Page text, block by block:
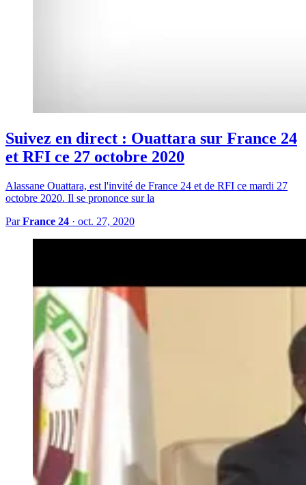
Suivez en direct : Ouattara sur France 24
et RFI ce 27 octobre 2020
Alassane Ouattara, est l'invité de France 24 et de RFI ce mardi 27
octobre 2020. Il se prononce sur la
ParFrance 24 · oct. 27, 2020